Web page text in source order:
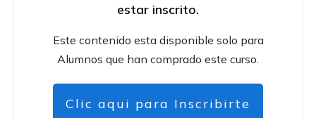
estar inscrito.
Este contenido esta disponible solo para
Alumnos que han comprado este curso.
Clic aqui para Inscribirte